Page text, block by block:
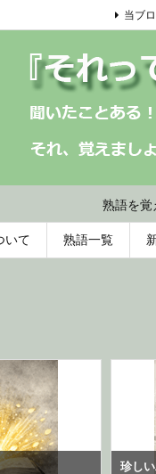
熟語を覚
いて 熟語一覧
当ブ
珍し